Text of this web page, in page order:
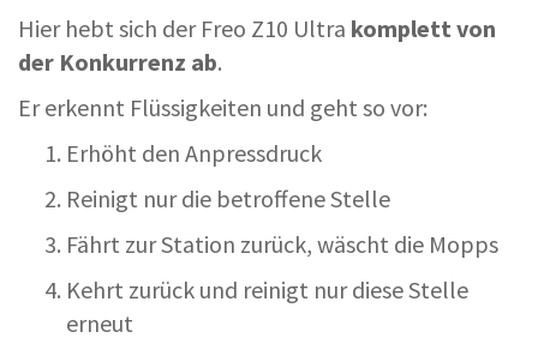
Hier hebt sich der Freo Z10 Ultra komplett von
der Konkurrenz ab.
Er erkennt Flüssigkeiten und geht so vor:
Erhöht den Anpressdruck
Reinigt nur die betroffene Stelle
Fährt zur Station zurück, wäscht die Mopps
Kehrt zurück und reinigt nur diese Stelle
erneut